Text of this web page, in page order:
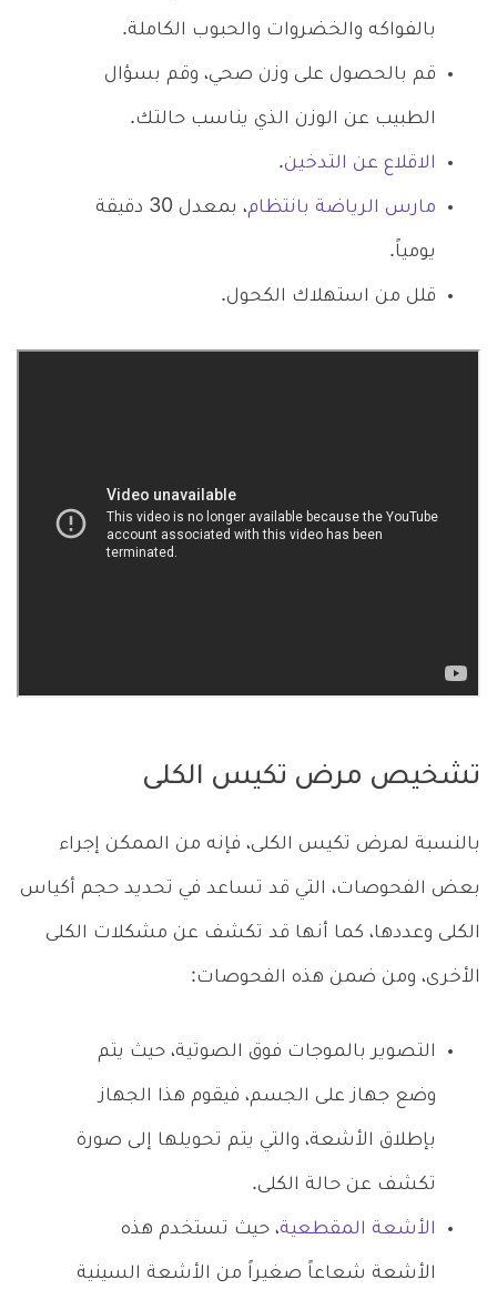
بالفواكه والخضروات والحبوب الكاملة.
قم بالحصول على وزن صحي، وقم بسؤال
الطبيب عن الوزن الذي يناسب حالتك.
الاقلاع عن التدخين.
مارس الرياضة بانتظام ، بمعدل 30 دقيقة
يومياً.
قلل من استهلاك الكحول.
تشخيص مرض تكيس الكلى
بالنسبة لمرض تكيس الكلى، فإنه من الممكن إجراء
بعض الفحوصات، التي قد تساعد في تحديد حجم أكياس
الكلى وعددها، كما أنها قد تكشف عن مشكلات الكلى
الأخرى، ومن ضمن هذه الفحوصات:
التصوير بالموجات فوق الصوتية، حيث يتم
وضع جهاز على الجسم، فيقوم هذا الجهاز
بإطلاق الأشعة، والتي يتم تحويلها إلى صورة
تكشف عن حالة الكلى.
الأشعة المقطعية، حيث تستخدم هذه
الأشعة شعاعاً صغيراً من الأشعة السينية